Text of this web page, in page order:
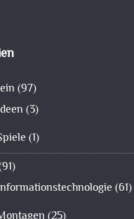
(97)
(3)
(1)
(61)